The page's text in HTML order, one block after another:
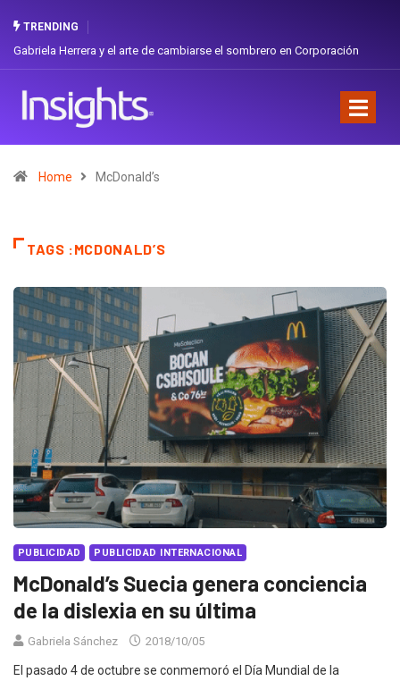
TRENDING
Gabriela Herrera y el arte de cambiarse el sombrero en Corporación
Home McDonald’s
TAGS :MCDONALD’S
PUBLICIDAD PUBLICIDAD INTERNACIONAL
McDonald’s Suecia genera conciencia
de la dislexia en su última
Gabriela Sánchez 2018/10/05
El pasado 4 de octubre se conmemoró el Día Mundial de la